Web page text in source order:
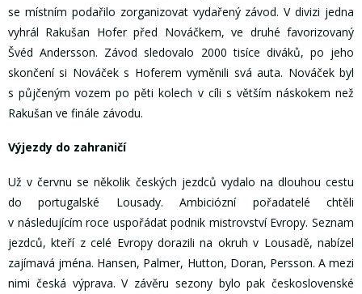
se místním podařilo zorganizovat vydařený závod. V divizi jedna
vyhrál Rakušan Hofer před Nováčkem, ve druhé favorizovaný
Švéd Andersson. Závod sledovalo 2000 tisíce diváků, po jeho
skončení si Nováček s Hoferem vyměnili svá auta. Nováček byl
s půjčeným vozem po pěti kolech v cíli s větším náskokem než
Rakušan ve finále závodu.
Výjezdy do zahraničí
Už v červnu se několik českých jezdců vydalo na dlouhou cestu
do portugalské Lousady. Ambiciózní pořadatelé chtěli
v následujícím roce uspořádat podnik mistrovství Evropy. Seznam
jezdců, kteří z celé Evropy dorazili na okruh v Lousadě, nabízel
zajímavá jména. Hansen, Palmer, Hutton, Doran, Persson. A mezi
nimi česká výprava. V závěru sezony bylo pak československé